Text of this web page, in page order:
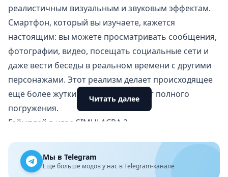
реалистичным визуальным и звуковым эффектам.
Смартфон, который вы изучаете, кажется
настоящим: вы можете просматривать сообщения,
фотографии, видео, посещать социальные сети и
даже вести беседы в реальном времени с другими
персонажами. Этот реализм делает происходящее
ещё более жутким, создавая эффект полного
погружения.
Геймплей в игре SIMULACRA 2
данных на смартфоне Майи. Вам нужно собирать
улики, разгадывать загадки и беседовать с разными
Читать далее
Мы в Telegram
Ещё больше модов у нас в Telegram-канале